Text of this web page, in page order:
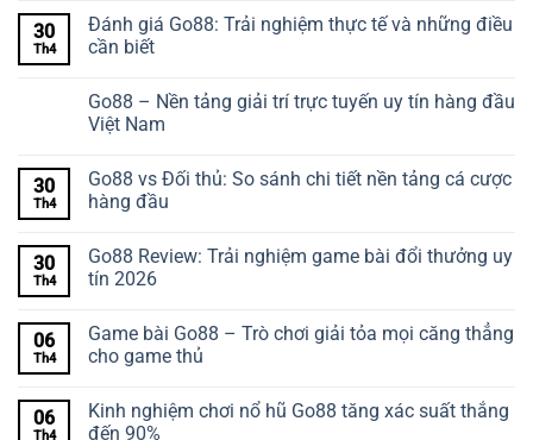
30
Th4
Đánh giá Go88: Trải nghiệm thực tế và những điều
cần biết
Go88 – Nền tảng giải trí trực tuyến uy tín hàng đầu
Việt Nam
30
Th4
Go88 vs Đối thủ: So sánh chi tiết nền tảng cá cược
hàng đầu
30
Th4
Go88 Review: Trải nghiệm game bài đổi thưởng uy
tín 2026
06
Th4
Game bài Go88 – Trò chơi giải tỏa mọi căng thẳng
cho game thủ
06
Th4
Kinh nghiệm chơi nổ hũ Go88 tăng xác suất thắng
đến 90%